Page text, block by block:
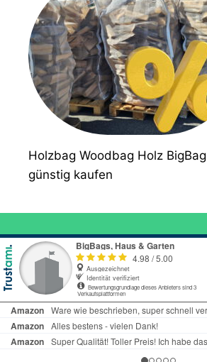
Holzbag Woodbag Holz
günstig kaufen